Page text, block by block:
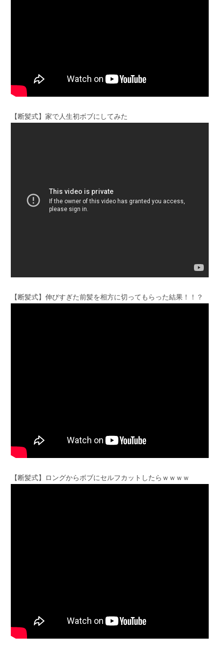
【断髪式】家で人生初ボブにしてみた
【断髪式】伸びすぎた前髪を相方に切ってもらった結果！！？
【断髪式】ロングからボブにセルフカットしたらｗｗｗｗ